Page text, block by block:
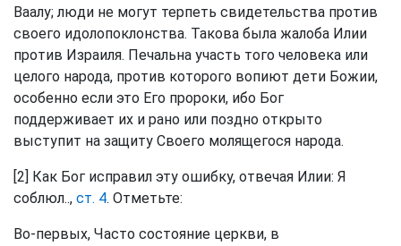
Ваалу; люди не могут терпеть свидетельства против
своего идолопоклонства. Такова была жалоба Илии
против Израиля. Печальна участь того человека или
целого народа, против которого вопиют дети Божии,
особенно если это Его пророки, ибо Бог
поддерживает их и рано или поздно открыто
выступит на защиту Своего молящегося народа.
[2] Как Бог исправил эту ошибку, отвечая Илии: Я
соблюл.., ст. 4. Отметьте:
Во-первых, Часто состояние церкви, в